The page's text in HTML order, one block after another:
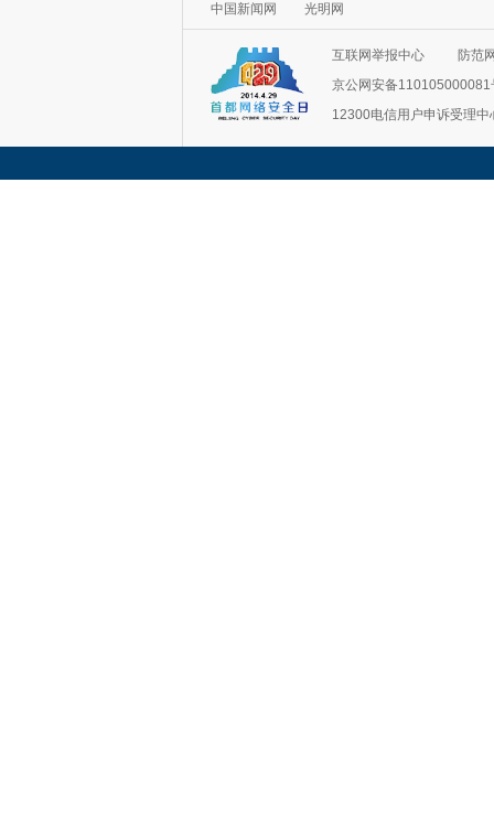
中国新闻网
光明网
互联网举报中心
防范
京公网安备110105000081
12300电信用户申诉受理中